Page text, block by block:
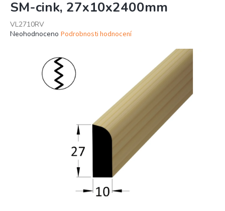
SM-cink, 27x10x2400mm
VL2710RV
Průměrné
Neohodnoceno Podrobnosti hodnocení